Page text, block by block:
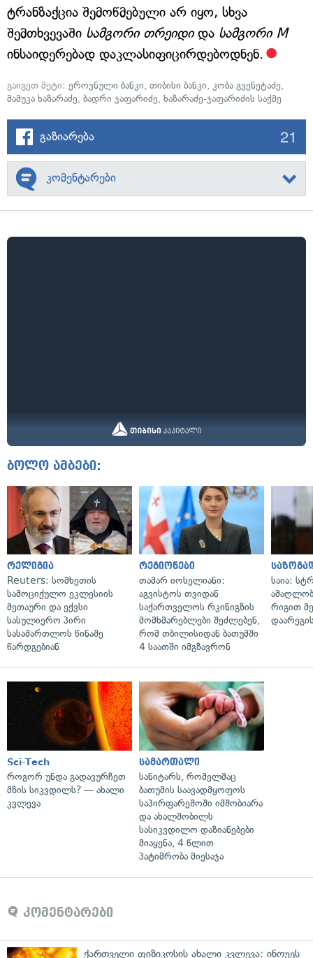
ტრანზაქცია შემოწმებული არ იყო, სხვა
შემთხვევაში სამგორი თრეიდი და სამგორი M
ინსაიდერებად დაკლასიფიცირდებოდნენ.
გაიგეთ მეტი: ეროვნული ბანკი, თიბისი ბანკი, კობა გვენეტაძე,
მამუკა ხაზარაძე, ბადრი ჯაფარიძე, ხაზარაძე-ჯაფარიძის საქმე
გაზიარება 21
კომენტარები
ბოლო ამბები:
რელიგია
Reuters: სომხეთის
სამოციქულო ეკლესიის
მეთაური და ექვსი
სასულიერო პირი
სასამართლოს წინაშე
წარდგებიან
რეგიონები
თამარ იოსელიანი:
აგვისტოს თვიდან
საქართველოს რკინიგზის
მომხმარებლები შეძლებენ,
რომ თბილისიდან ბათუმში
4 საათში იმგზავრონ
საია:
რიგით
Sci-Tech
როგორ უნდა გადავურჩეთ
მზის სიკვდილს? — ახალი
კვლევა
სამართალი
სანიტარს, რომელმაც
ბათუმის საავადმყოფოს
საპირფარეშოში იმშობიარა
და ახალშობილს
სასიკვდილო დაზიანებები
მიაყენა, 4 წლით
პატიმრობა მიესაჯა
კომენტარები
ქართველი ფიზიკოსის ახალი კვლევა: ინოუეს